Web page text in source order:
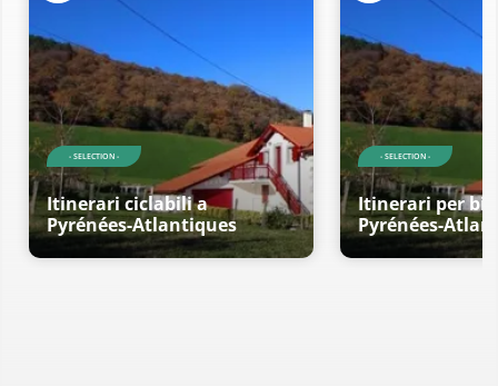
- SELECTION -
Itinerari ciclabili a
Pyrénées-Atlantiques
- SELECTION -
Itinerari per
Pyrénées-